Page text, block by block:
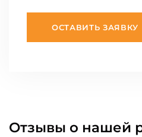
ОСТАВИТЬ ЗАЯВКУ
Отзывы о нашей